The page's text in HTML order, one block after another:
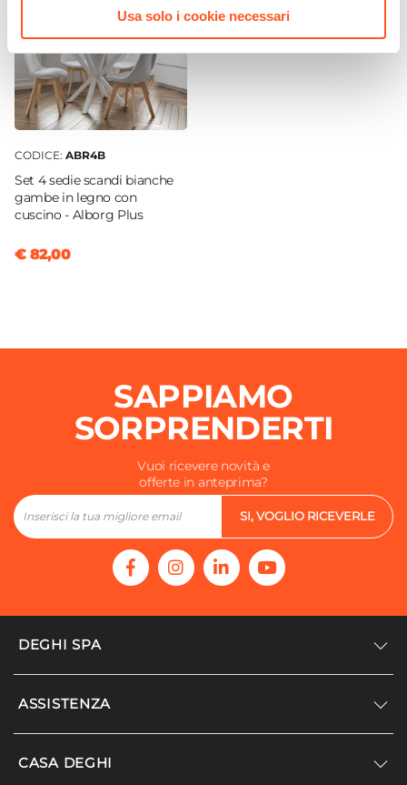
Usa solo i cookie necessari
43 cm
Colore Struttura
Bianco
Spessore Pannello
Legno nobilitato
Portata Massima Ripiano
Kit Illuminazione
Numero Vani
4 vani
Caratteristiche
Guide e cerniere in metallo
Assemblato
No
CODICE: ABR4B
Set 4 sedie scandi bianche
gambe in legno con
cuscino - Alborg Plus
€ 82,00
SAPPIAMO
SORPRENDERTI
Vuoi ricevere novità e
offerte in anteprima?
SI, VOGLIO RICEVERLE
DEGHI SPA
Accedi/Registrati
ASSISTENZA
Supporto
CASA DEGHI